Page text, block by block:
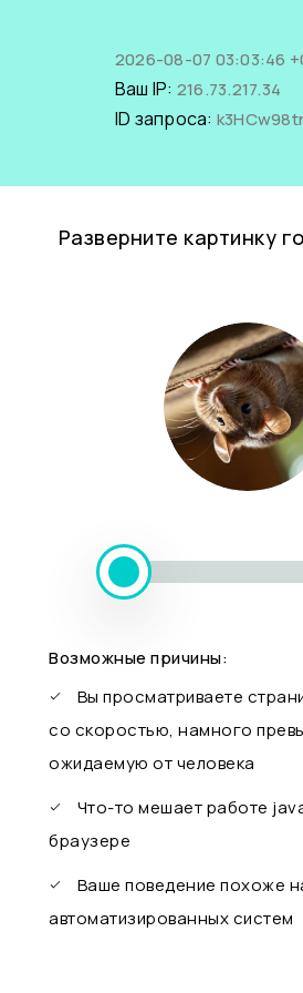
2026-08-07 03:03:46
Ваш IP: 216.73.217.34
ID запроса:
Разверните картинку
Возможные причины:
Вы просматриваете
со скоростью, намного
ожидаемую от человека
Что-то мешает работе
браузере
Ваше поведение похоже
автоматизированных систем